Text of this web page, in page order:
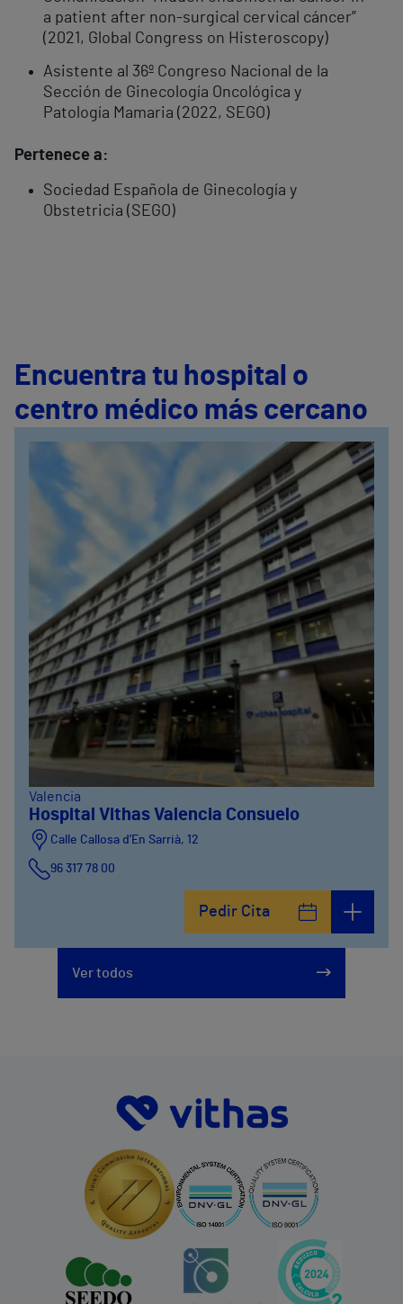
a patient after non-surgical cervical cáncer”
(2021, Global Congress on Histeroscopy)
Asistente al 36º Congreso Nacional de la
Sección de Ginecología Oncológica y
Patología Mamaria (2022, SEGO)
Pertenece a:
Sociedad Española de Ginecología y
Obstetricia (SEGO)
Encuentra tu hospital o
centro médico más cercano
Valencia
Hospital Vithas Valencia Consuelo
Calle Callosa d’En Sarrià, 12
96 317 78 00
Pedir Cita
Ver todos